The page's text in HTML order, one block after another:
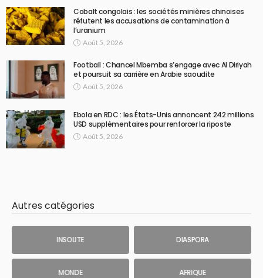
Cobalt congolais : les sociétés minières chinoises
réfutent les accusations de contamination à
l’uranium
Août 5, 2026
Football : Chancel Mbemba s’engage avec Al Diriyah
et poursuit sa carrière en Arabie saoudite
Août 5, 2026
Ebola en RDC : les États-Unis annoncent 242 millions
USD supplémentaires pour renforcer la riposte
Août 5, 2026
Autres catégories
INSOLITE DIASPORA
MONDE AFRIQUE